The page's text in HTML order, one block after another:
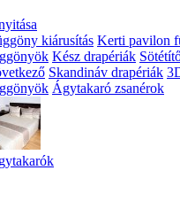
kiárusítás Kerti pavilon
Kész drapériák
Skandináv drapériák
Ágytakaró zsanérok